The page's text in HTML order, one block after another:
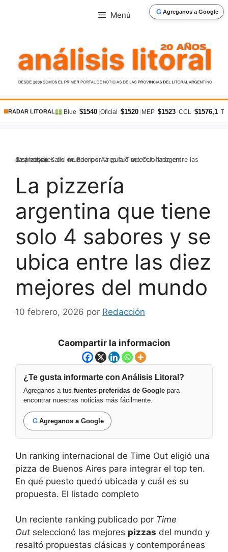
G Agreganos a Google
Menú
RADAR LITORAL Blue $1540 Oficial $1520 MEP $1523 CCL $1576,1
La pizzería Kalis de Buenos Aires fue seleccionada entre las diez mejores del mundo por la guía Time Out (Imagen Ilustrativa)
La pizzería
argentina que tiene
solo 4 sabores y se
ubica entre las diez
mejores del mundo
10 febrero, 2026 por Redacción
Caompartir la informacion
¿Te gusta informarte con Análisis Litoral?
Agreganos a tus fuentes preferidas de Google para
encontrar nuestras noticias más fácilmente.
G Agreganos a Google
Un ranking internacional de Time Out eligió una
pizza de Buenos Aires para integrar el top ten.
En qué puesto quedó ubicada y cuál es su
propuesta. El listado completo
Un reciente ranking publicado por Time
Out seleccionó las mejores pizzas del mundo y
resaltó propuestas clásicas y contemporáneas